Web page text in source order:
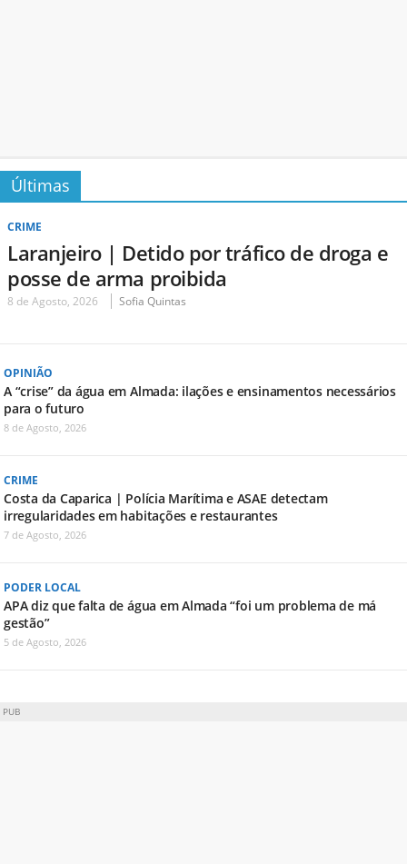
Últimas
CRIME
Laranjeiro | Detido por tráfico de droga e
posse de arma proibida
8 de Agosto, 2026 Sofia Quintas
OPINIÃO
A “crise” da água em Almada: ilações e ensinamentos necessários
para o futuro
8 de Agosto, 2026
CRIME
Costa da Caparica | Polícia Marítima e ASAE detectam
irregularidades em habitações e restaurantes
7 de Agosto, 2026
PODER LOCAL
APA diz que falta de água em Almada “foi um problema de má
gestão”
5 de Agosto, 2026
PUB